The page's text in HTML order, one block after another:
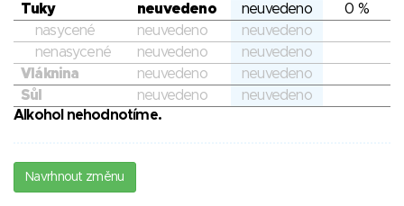
Tuky
neuvedeno neuvedeno
0 %
nasycené
neuvedeno
neuvedeno
nenasycené
neuvedeno
neuvedeno
Vláknina
neuvedeno
neuvedeno
Sůl
neuvedeno
neuvedeno
Alkohol nehodnotíme.
Navrhnout změnu